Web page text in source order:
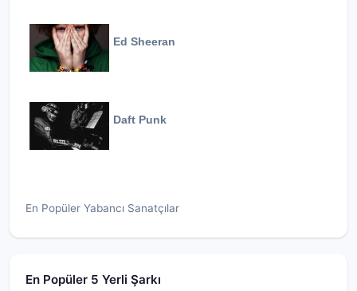
Ed Sheeran
Daft Punk
En Popüler Yabancı Sanatçılar
En Popüler 5 Yerli Şarkı